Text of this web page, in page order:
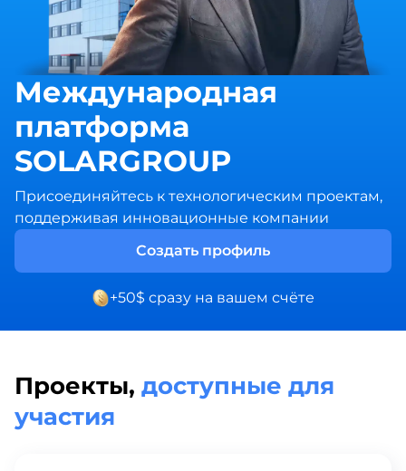
Международная
платформа
SOLARGROUP
Присоединяйтесь к технологическим проектам,
поддерживая инновационные компании
Создать профиль
+50$ сразу на вашем счёте
Проекты, доступные для
участия